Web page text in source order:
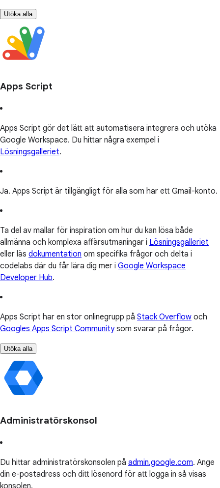
Utöka alla
Apps Script
Apps Script gör det lätt att automatisera integrera och utöka
Google Workspace. Du hittar några exempel i
Lösningsgalleriet.
Ja. Apps Script är tillgängligt för alla som har ett Gmail-konto.
Ta del av mallar för inspiration om hur du kan lösa både
allmänna och komplexa affärsutmaningar i Lösningsgalleriet
eller läs dokumentation om specifika frågor och delta i
codelabs där du får lära dig mer i Google Workspace
Developer Hub.
Apps Script har en stor onlinegrupp på Stack Overflow och
Googles Apps Script Communitysom svarar på frågor.
Utöka alla
Administratörskonsol
Du hittar administratörskonsolen på admin.google.com. Ange
din e-postadress och ditt lösenord för att logga in så visas